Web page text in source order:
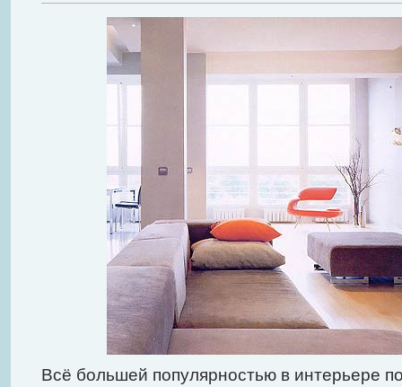
Всё большей популярностью в интерьере